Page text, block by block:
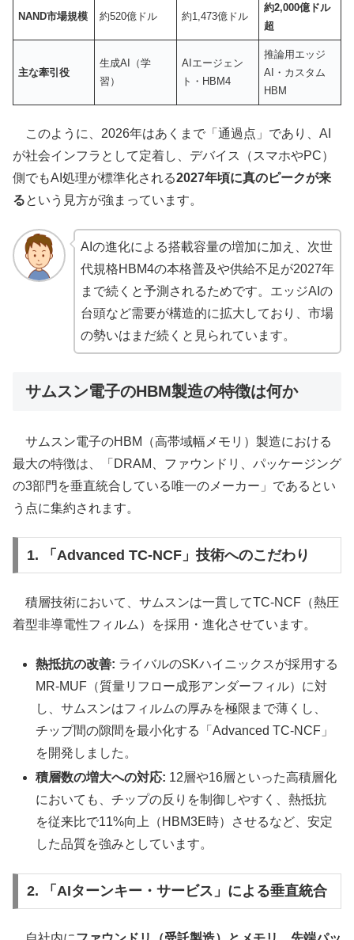
NAND市場規模 約520億ドル 約1,473億ドル
約2,000億ドル
超
主な牽引役
生成AI（学
習）
AIエージェン
ト・HBM4
推論用エッジ
AI・カスタム
HBM
このように、2026年はあくまで「通過点」であり、AI
が社会インフラとして定着し、デバイス（スマホやPC）
側でもAI処理が標準化される2027年頃に真のピークが来
るという見方が強まっています。
AIの進化による搭載容量の増加に加え、次世
代規格HBM4の本格普及や供給不足が2027年
まで続くと予測されるためです。エッジAIの
台頭など需要が構造的に拡大しており、市場
の勢いはまだ続くと見られています。
サムスン電子のHBM製造の特徴は何か
サムスン電子のHBM（高帯域幅メモリ）製造における
最大の特徴は、「DRAM、ファウンドリ、パッケージング
の3部門を垂直統合している唯一のメーカー」であるとい
う点に集約されます。
1. 「Advanced TC-NCF」技術へのこだわり
積層技術において、サムスンは一貫してTC-NCF（熱圧
着型非導電性フィルム）を採用・進化させています。
熱抵抗の改善: ライバルのSKハイニックスが採用する
MR-MUF（質量リフロー成形アンダーフィル）に対
し、サムスンはフィルムの厚みを極限まで薄くし、
チップ間の隙間を最小化する「Advanced TC-NCF」
を開発しました。
積層数の増大への対応: 12層や16層といった高積層化
においても、チップの反りを制御しやすく、熱抵抗
を従来比で11%向上（HBM3E時）させるなど、安定
した品質を強みとしています。
2. 「AIターンキー・サービス」による垂直統合